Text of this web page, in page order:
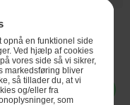
en funktionel side
Ved hjælp af cookies
vores side så vi sikrer,
markedsføring bliver
så tillader du, at vi
og/eller fra
som
Plissé Tallerken Flad -
Læg i kurv